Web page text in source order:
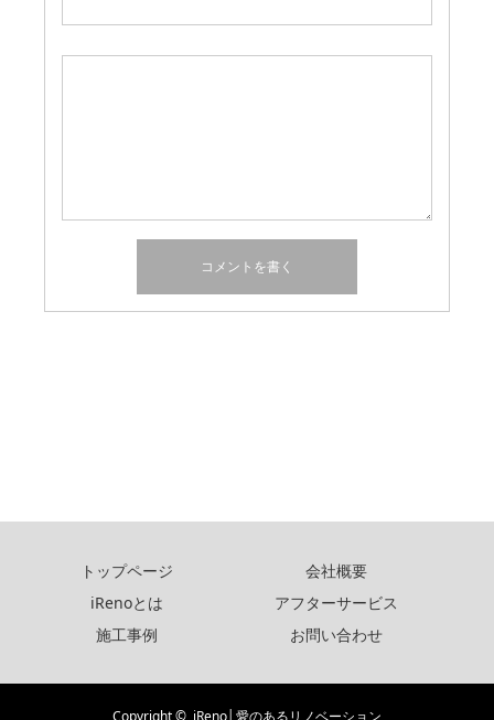
トップページ
会社概要
iRenoとは
アフターサービス
施工事例
お問い合わせ
Copyright © iReno│愛のあるリノベーション